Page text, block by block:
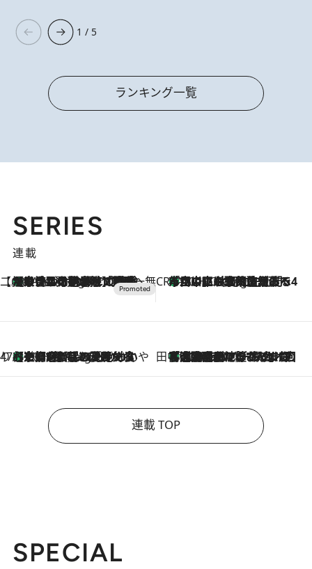
1 / 5
ランキング一覧
SERIES
連載
【CREA×星野リゾート】唯一無二。癒しと発見が待つ場所へ
8 Hours Ago
【トンボの足水浴】ヒノキの香りに包まれて涼感マックス！約13℃の湧水かけ流しを避暑地「星野温泉 トンボの湯」で体験 CREA'S CHOICE
10 Hours Ago
「立川にも歌舞伎があるんだよ」 片岡仁左衛門・市川中車ら豪華座組みで4年目の立川立飛歌舞伎へ
47都道府県の手みやげ ひんやりスイーツで夏を満喫
10 Hours Ago
【京都府】この夏絶対食べたい 冷やしておいしいおやつ3選 ひと口目から心を掴む新緑のテリーヌ 田中稲の勝手に再ブーム
2026.8.7
「湘南乃風に憧れて」観客大盛上がりの“タオル回し”に、ラッパー顔負けの高速歌唱まで…さだまさし（74）のアグレッシブすぎる現在地
連載 TOP
SPECIAL